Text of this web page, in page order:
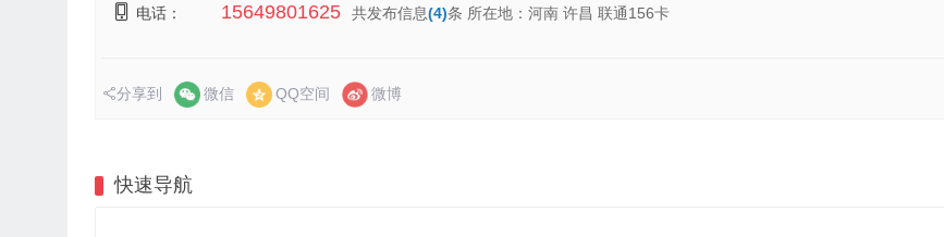
电话： 15649801625 共发布信息(4)条 所在地：河南 许昌 联通156卡
分享到 微信 QQ空间 微博
快速导航